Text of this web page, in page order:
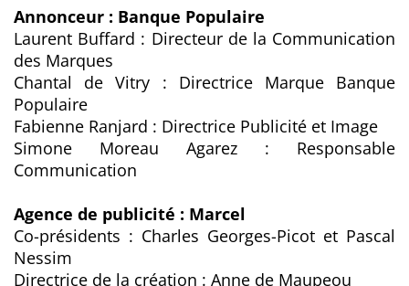
Annonceur : Banque Populaire
Laurent Buffard : Directeur de la Communication
des Marques
Chantal de Vitry : Directrice Marque Banque
Populaire
Fabienne Ranjard : Directrice Publicité et Image
Simone Moreau Agarez : Responsable
Communication
Agence de publicité : Marcel
Co-présidents : Charles Georges-Picot et Pascal
Nessim
Directrice de la création : Anne de Maupeou